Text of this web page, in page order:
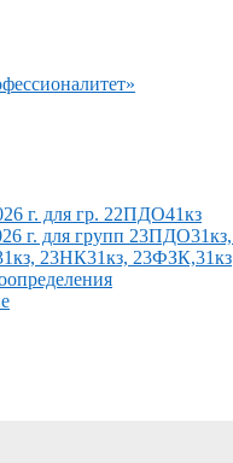
г. для гр. 22ПДО41кз
г. для групп
23НК31кз, 23ФЗК,31кз